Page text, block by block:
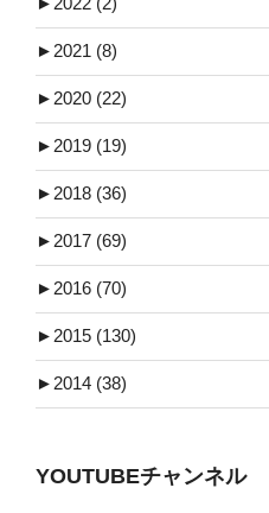
► 2021 (8)
► 2020 (22)
► 2019 (19)
► 2018 (36)
► 2017 (69)
► 2016 (70)
► 2015 (130)
► 2014 (38)
YOUTUBEチャンネル